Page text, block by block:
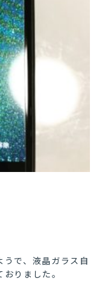
で、液晶ガラス自
りました。